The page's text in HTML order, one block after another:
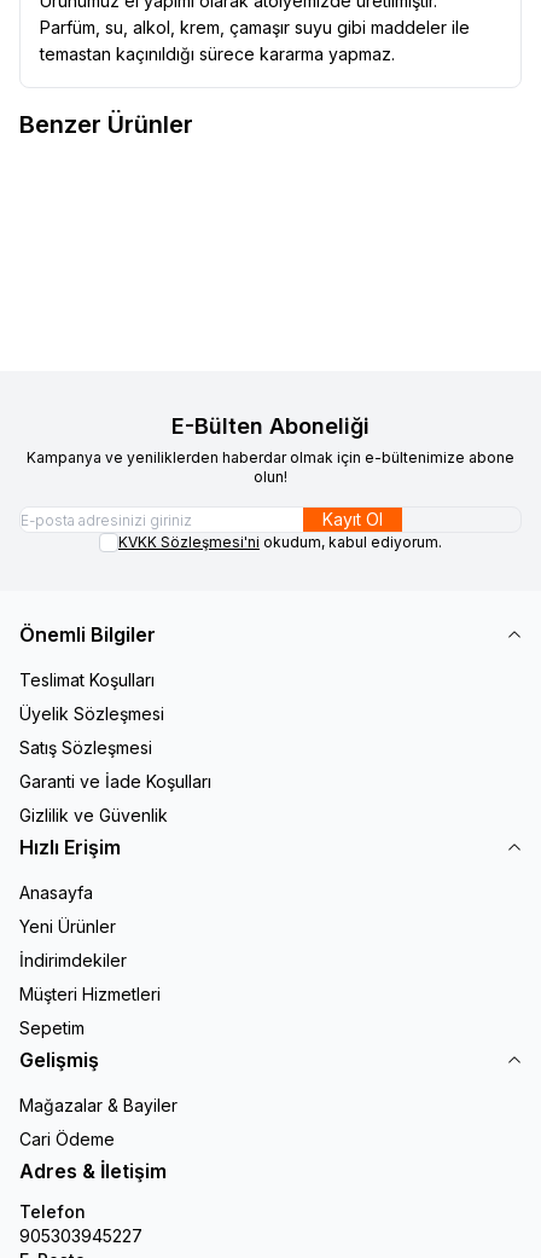
Parfüm, su, alkol, krem, çamaşır suyu gibi maddeler ile
temastan kaçınıldığı sürece kararma yapmaz.
Benzer Ürünler
E-Bülten Aboneliği
Kampanya ve yeniliklerden haberdar olmak için e-bültenimize abone
olun!
Kayıt Ol
KVKK Sözleşmesi'ni okudum, kabul ediyorum.
Önemli Bilgiler
Teslimat Koşulları
Üyelik Sözleşmesi
Satış Sözleşmesi
Garanti ve İade Koşulları
Gizlilik ve Güvenlik
Hızlı Erişim
Anasayfa
Yeni Ürünler
İndirimdekiler
Müşteri Hizmetleri
Sepetim
Gelişmiş
Mağazalar & Bayiler
Cari Ödeme
Adres & İletişim
Telefon
905303945227